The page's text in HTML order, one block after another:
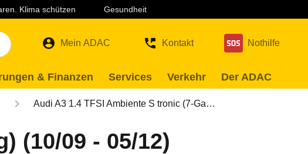
Klima schützen Gesundheit
Mein ADAC Kontakt Nothilfe
& Finanzen Services Verkehr Der ADAC
Audi A3 1.4 TFSI Ambiente S tronic (7-Ga…
(10/09 - 05/12)